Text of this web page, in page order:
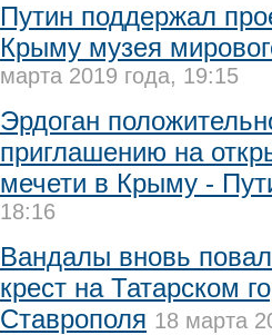
Путин поддержал
Крыму музея
марта 2019 года, 19:15
Эрдоган
приглашению на
мечети в Крыму -
18:16
Вандалы вновь
крест на Татарском
Ставрополя 18 марта